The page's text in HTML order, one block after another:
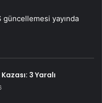
yayında
3 Yaralı